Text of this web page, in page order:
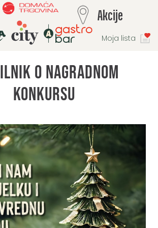
Moja lista
L Akcije
o nagradnom
konkursu